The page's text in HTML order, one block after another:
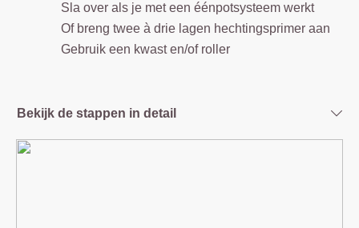
Sla over als je met een éénpotsysteem werkt
Of breng twee à drie lagen hechtingsprimer aan
Gebruik een kwast en/of roller
Bekijk de stappen in detail